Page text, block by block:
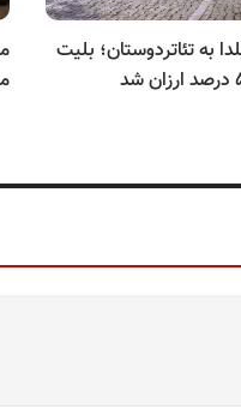
به تئاتردوستان؛ بلیت